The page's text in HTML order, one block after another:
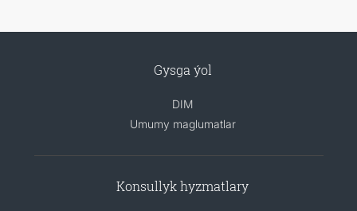
Gysga ýol
DIM
Umumy maglumatlar
Konsullyk hyzmatlary